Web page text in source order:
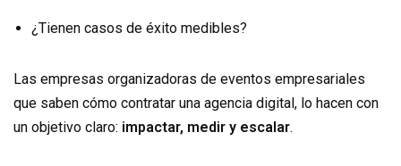
¿Tienen casos de éxito medibles?
Las empresas organizadoras de eventos empresariales
que saben cómo contratar una agencia digital, lo hacen con
un objetivo claro: impactar, medir y escalar.